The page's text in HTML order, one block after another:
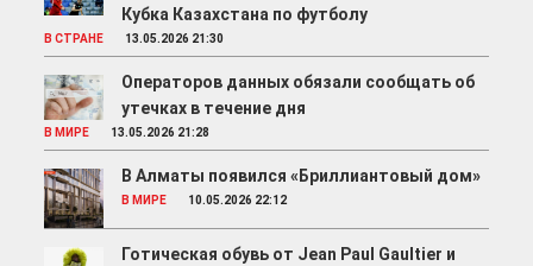
Кубка Казахстана по футболу
В СТРАНЕ 13.05.2026 21:30
Операторов данных обязали сообщать об
утечках в течение дня
В МИРЕ 13.05.2026 21:28
В Алматы появился «Бриллиантовый дом»
В МИРЕ 10.05.2026 22:12
Готическая обувь от Jean Paul Gaultier и